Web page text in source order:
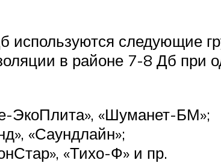
используются следующие
в районе 7-8 Дб при
ЭкоПлита», «Шуманет-БМ»;
«Саундлайн»;
«Тихо-Ф» и пр.